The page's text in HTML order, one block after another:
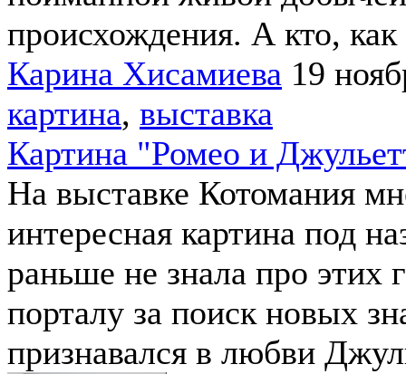
происхождения. А кто,
Карина Хисамиева 19
картина, выставка
Картина "Ромео и
На выставке Котомания
интересная картина под
раньше не знала про этих
порталу за поиск новых
признавался в любви